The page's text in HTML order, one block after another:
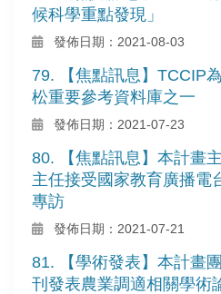
候科學重點發現」
發佈日期：2021-08-03
79. 【焦點訊息】TCCIP
松重要參考資料庫之一
發佈日期：2021-07-23
80. 【焦點訊息】本計畫
主任接受國家教育廣播電
專訪
發佈日期：2021-07-21
81. 【學術發表】本計畫
刊發表農業調適相關學術